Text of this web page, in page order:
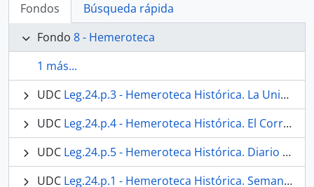
Fondos
Búsqueda rápida
Fondo 8 - Hemeroteca
1 más...
UDC Leg.24.p.3 - Hemeroteca Histórica. La Unión Mercantil.
UDC Leg.24.p.4 - Hemeroteca Histórica. El Correo de Andalucía
UDC Leg.24.p.5 - Hemeroteca Histórica. Diario SUR
UDC Leg.24.p.1 - Hemeroteca Histórica. Semanario Erudito y Curioso de Málaga